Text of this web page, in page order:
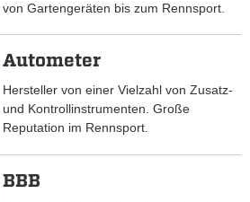
von Gartengeräten bis zum Rennsport.
Autometer
Hersteller von einer Vielzahl von Zusatz-
und Kontrollinstrumenten. Große
Reputation im Rennsport.
BBB